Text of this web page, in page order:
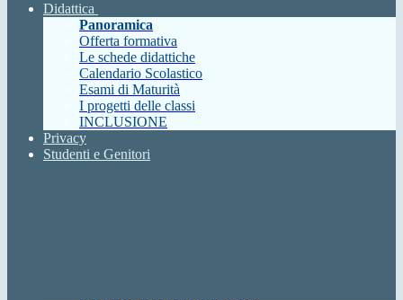
Didattica
Panoramica
Offerta formativa
Le schede didattiche
Calendario Scolastico
Esami di Maturità
I progetti delle classi
INCLUSIONE
Privacy
Studenti e Genitori